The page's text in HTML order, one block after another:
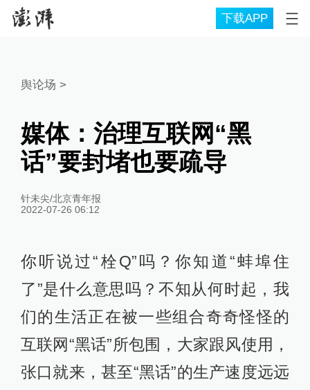
下载APP
舆论场 >
媒体：治理互联网“黑
话”要封堵也要疏导
针未尖/北京青年报
2022-07-26 06:12
你听说过“栓Q”吗？你知道“蚌埠住
了”是什么意思吗？不知从何时起，我
们的生活正在被一些组合奇奇怪怪的
互联网“黑话”所包围，大家跟风使用，
张口就来，甚至“黑话”的生产速度远远